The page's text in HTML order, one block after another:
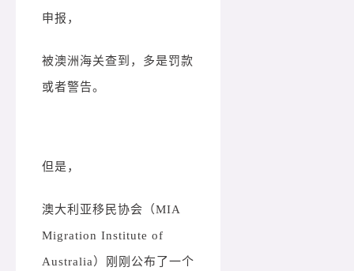
申报，
被澳洲海关查到，多是罚款
或者警告。
但是，
澳大利亚移民协会（MIA
Migration Institute of
Australia）刚刚公布了一个